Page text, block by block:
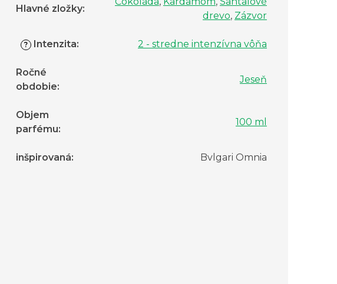
Hlavné zložky:
drevo, Zázvor
? Intenzita: 2 - stredne intenzívna vôňa
Ročné
obdobie:
Jeseň
Objem
parfému:
100 ml
inšpirovaná: Bvlgari Omnia